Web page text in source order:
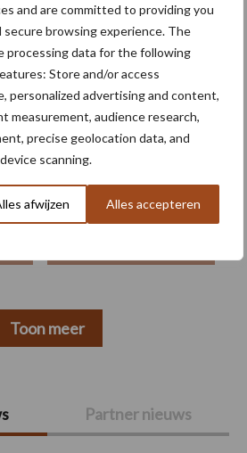
and are committed to providing you
browsing experience. The
processing data for the following
Store and/or access
personalized advertising and content,
measurement, audience research,
precise geolocation data, and
scanning.
afwijzen Alles accepteren
Partner nieuws
Duurzaamheid
Toon meer